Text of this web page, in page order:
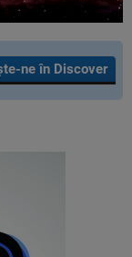
ne în Discover